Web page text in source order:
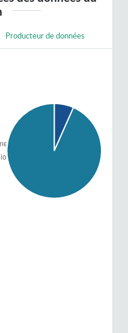
Producteur de données